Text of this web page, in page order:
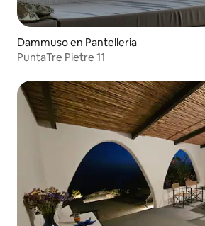
Dammuso en Pantelleria
PuntaTre Pietre 11